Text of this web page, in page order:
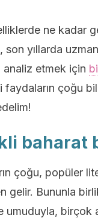
ne kadar
yıllarda
etmek için
çoğu
baharat
çoğu, popüler
gelir. Bununla
umuduyla, birçok